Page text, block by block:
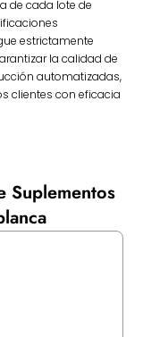
de cada lote de
estrictamente
la calidad de
automatizadas,
clientes con eficacia
Suplementos